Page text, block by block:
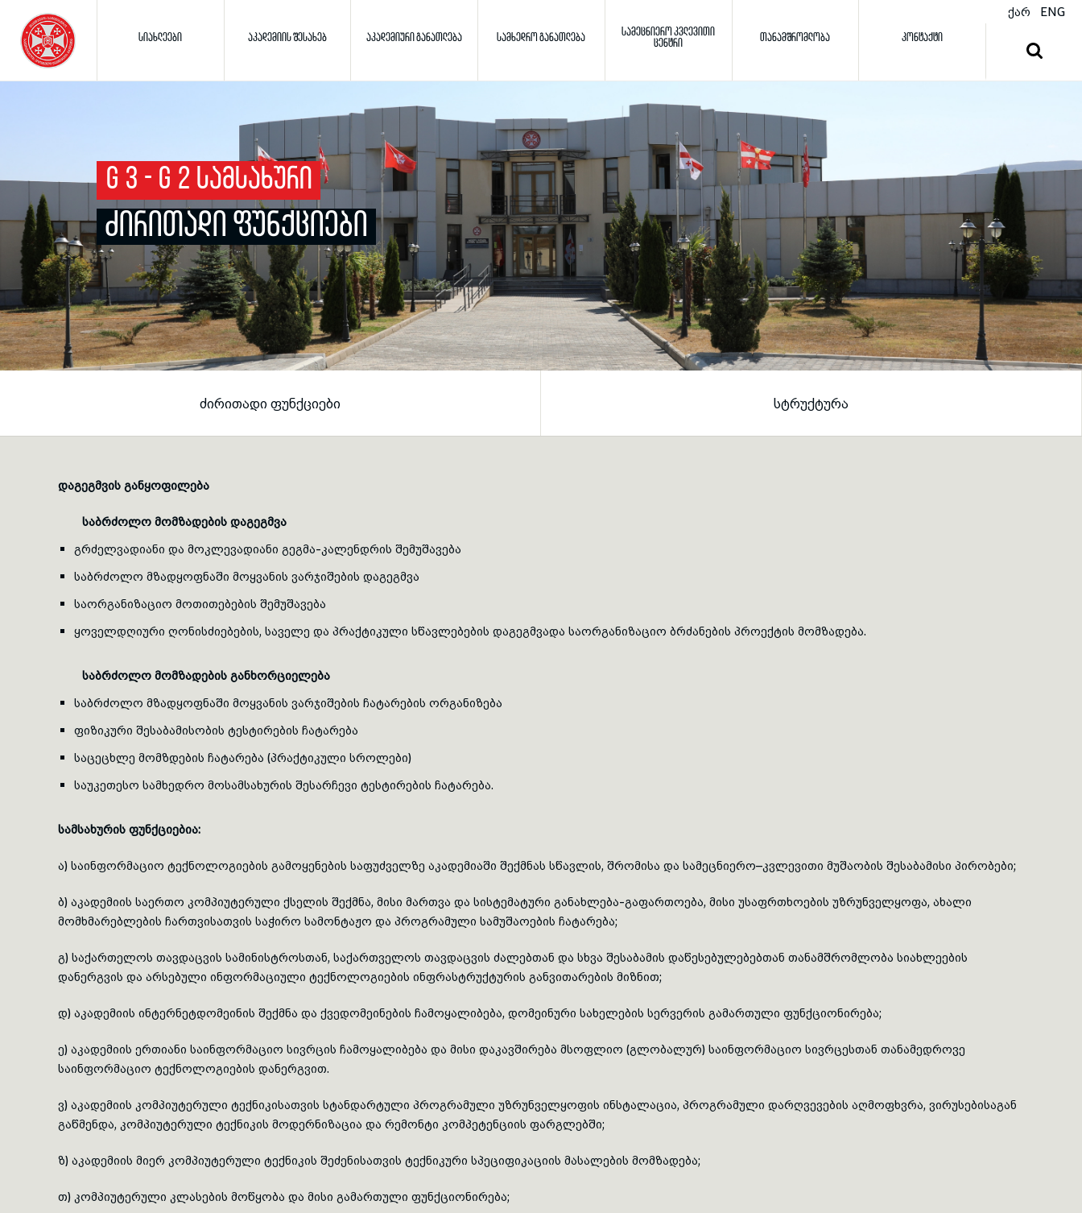
ქარ ENG
ძიება
Toggle search
ᲡᲘᲐᲮᲚᲔᲔᲑᲘ ᲐᲙᲐᲓᲔᲛᲘᲘᲡ ᲨᲔᲡᲐᲮᲔᲑ ᲐᲙᲐᲓᲔᲛᲘᲣᲠᲘ ᲒᲐᲜᲐᲗᲚᲔᲑᲐ ᲡᲐᲛᲮᲔᲓᲠᲝ ᲒᲐᲜᲐᲗᲚᲔᲑᲐ
ᲡᲐᲛᲔᲪᲜᲘᲔᲠᲝ ᲙᲕᲚᲔᲕᲘᲗᲘ
ᲪᲔᲜᲢᲠᲘ
ᲗᲐᲜᲐᲛᲨᲠᲝᲛᲚᲝᲑᲐ ᲙᲝᲜᲢᲐᲥᲢᲘ
G 3 - G 2 ᲡᲐᲛᲡᲐᲮᲣᲠᲘ
ᲫᲘᲠᲘᲗᲐᲓᲘ ᲤᲣᲜᲥᲪᲘᲔᲑᲘ
ᲫᲘᲠᲘᲗᲐᲓᲘ ᲤᲣᲜᲥᲪᲘᲔᲑᲘ ᲡᲢᲠᲣᲥᲢᲣᲠᲐ
დაგეგმვის განყოფილება
საბრძოლო მომზადების დაგეგმვა
გრძელვადიანი და მოკლევადიანი გეგმა-კალენდრის შემუშავება
საბრძოლო მზადყოფნაში მოყვანის ვარჯიშების დაგეგმვა
საორგანიზაციო მოთითებების შემუშავება
ყოველდღიური ღონისძიებების, საველე და პრაქტიკული სწავლებების დაგეგმვადა საორგანიზაციო ბრძანების პროექტის მომზადება.
საბრძოლო მომზადების განხორციელება
საბრძოლო მზადყოფნაში მოყვანის ვარჯიშების ჩატარების ორგანიზება
ფიზიკური შესაბამისობის ტესტირების ჩატარება
საცეცხლე მომზდების ჩატარება (პრაქტიკული სროლები)
საუკეთესო სამხედრო მოსამსახურის შესარჩევი ტესტირების ჩატარება.
სამსახურის ფუნქციებია:
ა) საინფორმაციო ტექნოლოგიების გამოყენების საფუძველზე აკადემიაში შექმნას სწავლის, შრომისა და სამეცნიერო–კვლევითი მუშაობის შესაბამისი პირობები;
ბ) აკადემიის საერთო კომპიუტერული ქსელის შექმნა, მისი მართვა და სისტემატური განახლება-გაფართოება, მისი უსაფრთხოების უზრუნველყოფა, ახალი
მომხმარებლების ჩართვისათვის საჭირო სამონტაჟო და პროგრამული სამუშაოების ჩატარება;
გ) საქართელოს თავდაცვის სამინისტროსთან, საქართველოს თავდაცვის ძალებთან და სხვა შესაბამის დაწესებულებებთან თანამშრომლობა სიახლეების
დანერგვის და არსებული ინფორმაციული ტექნოლოგიების ინფრასტრუქტურის განვითარების მიზნით;
დ) აკადემიის ინტერნეტდომეინის შექმნა და ქვედომეინების ჩამოყალიბება, დომეინური სახელების სერვერის გამართული ფუნქციონირება;
ე) აკადემიის ერთიანი საინფორმაციო სივრცის ჩამოყალიბება და მისი დაკავშირება მსოფლიო (გლობალურ) საინფორმაციო სივრცესთან თანამედროვე
საინფორმაციო ტექნოლოგიების დანერგვით.
ვ) აკადემიის კომპიუტერული ტექნიკისათვის სტანდარტული პროგრამული უზრუნველყოფის ინსტალაცია, პროგრამული დარღვევების აღმოფხვრა, ვირუსებისაგან
გაწმენდა, კომპიუტერული ტექნიკის მოდერნიზაცია და რემონტი კომპეტენციის ფარგლებში;
ზ) აკადემიის მიერ კომპიუტერული ტექნიკის შეძენისათვის ტექნიკური სპეციფიკაციის მასალების მომზადება;
თ) კომპიუტერული კლასების მოწყობა და მისი გამართული ფუნქციონირება;